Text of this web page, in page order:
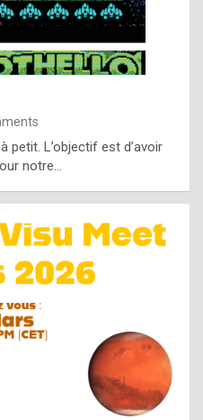
e
b
y
g
e
n
u
i
n
e
R
o
petit. L’objectif est d’avoir
notre…